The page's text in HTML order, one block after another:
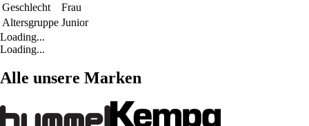
Geschlecht
Frau
Altersgruppe Junior
Loading...
Loading...
Alle unsere Marken